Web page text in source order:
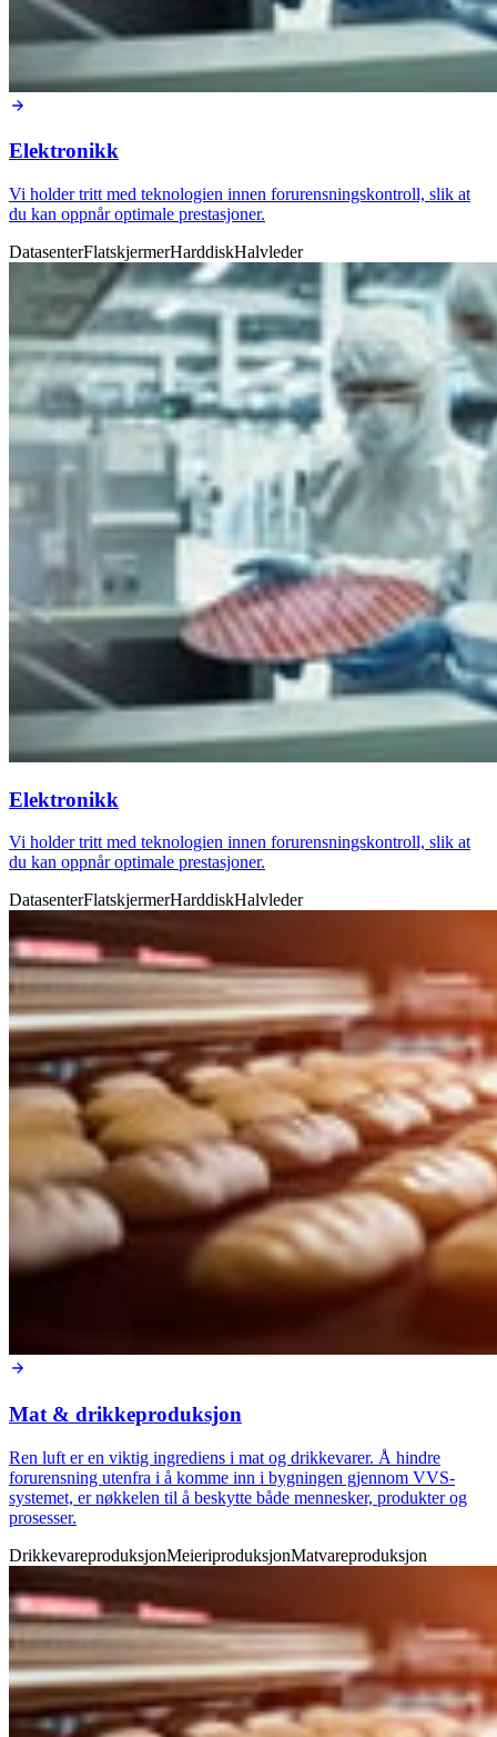
Elektronikk
Vi holder tritt med teknologien innen forurensningskontroll, slik at
du kan oppnår optimale prestasjoner.
DatasenterFlatskjermerHarddiskHalvleder
Elektronikk
Vi holder tritt med teknologien innen forurensningskontroll, slik at
du kan oppnår optimale prestasjoner.
DatasenterFlatskjermerHarddiskHalvleder
Mat & drikkeproduksjon
Ren luft er en viktig ingrediens i mat og drikkevarer. Å hindre
forurensning utenfra i å komme inn i bygningen gjennom VVS-
systemet, er nøkkelen til å beskytte både mennesker, produkter og
prosesser.
DrikkevareproduksjonMeieriproduksjonMatvareproduksjon